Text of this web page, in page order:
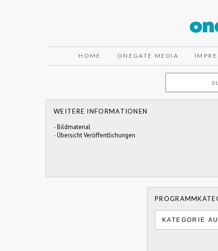
HOME ONEGATE MEDIA
WEITERE INFORMATIONEN
-Bildmaterial
-Übersicht Veröffentlichungen